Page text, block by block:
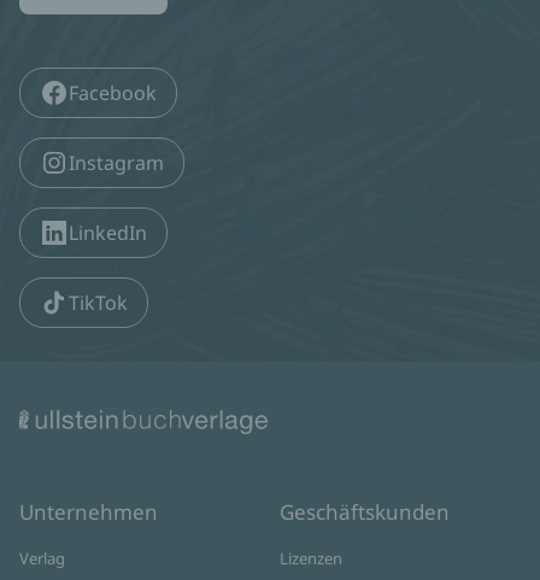
Facebook
Instagram
LinkedIn
TikTok
Unternehmen
Verlag
Geschäftskunden
Lizenzen